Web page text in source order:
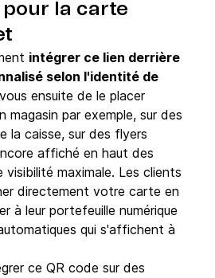
la carte
intégrer ce lien derrière
selon l'identité de
ensuite de le placer
magasin par exemple, sur des
la caisse, sur des flyers
affiché en haut des
visibilité maximale. Les clients
directement votre carte en
à leur portefeuille numérique
qui s'affichent à
ce QR code sur des